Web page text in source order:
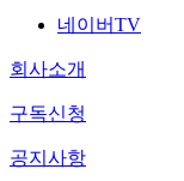
네이버TV
회사소개
구독신청
공지사항